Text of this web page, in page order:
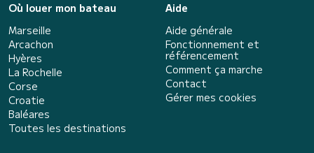
Où louer mon bateau
Marseille
Arcachon
Hyères
La Rochelle
Corse
Croatie
Baléares
Toutes les destinations
Aide
Aide générale
Fonctionnement et
référencement
Comment ça marche
Contact
Gérer mes cookies